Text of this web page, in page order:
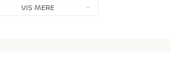
VIS MERE